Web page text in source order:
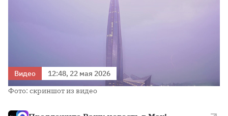
Видео
12:48, 22 мая 2026
Фото: скриншот из видео